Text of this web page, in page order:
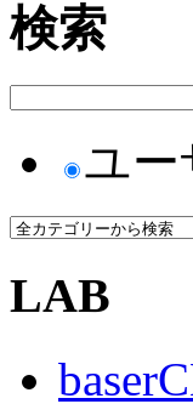
検索
ユー
LAB